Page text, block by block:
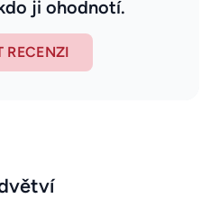
ji ohodnotí.
RECENZI